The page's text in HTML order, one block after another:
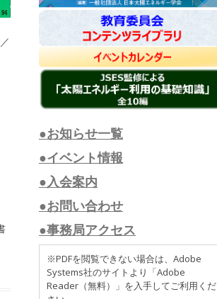
／
●お知らせ一覧
●イベント情報
●入会案内
●お問い合わせ
●事務局アクセス
※PDFを閲覧できない場合は、Adobe
Systems社のサイトより「Adobe
Reader（無料）」を入手してご利用くだ